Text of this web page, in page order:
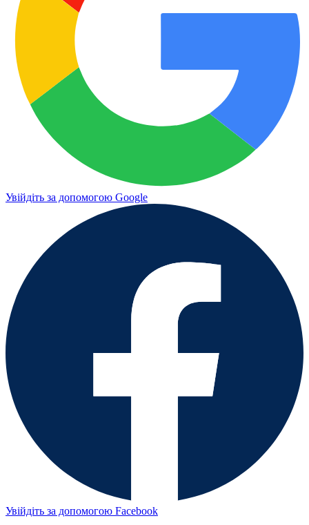
Увійдіть за допомогою Google
Увійдіть за допомогою Facebook